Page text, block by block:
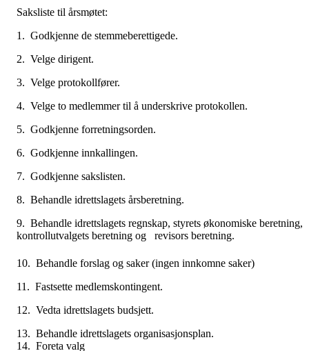
Saksliste til årsmøtet:
1. Godkjenne de stemmeberettigede.
2. Velge dirigent.
3. Velge protokollfører.
4. Velge to medlemmer til å underskrive protokollen.
5. Godkjenne forretningsorden.
6. Godkjenne innkallingen.
7. Godkjenne sakslisten.
8. Behandle idrettslagets årsberetning.
9. Behandle idrettslagets regnskap, styrets økonomiske beretning,
kontrollutvalgets beretning og revisors beretning.
10. Behandle forslag og saker (ingen innkomne saker)
11. Fastsette medlemskontingent.
12. Vedta idrettslagets budsjett.
13. Behandle idrettslagets organisasjonsplan.
14. Foreta valg